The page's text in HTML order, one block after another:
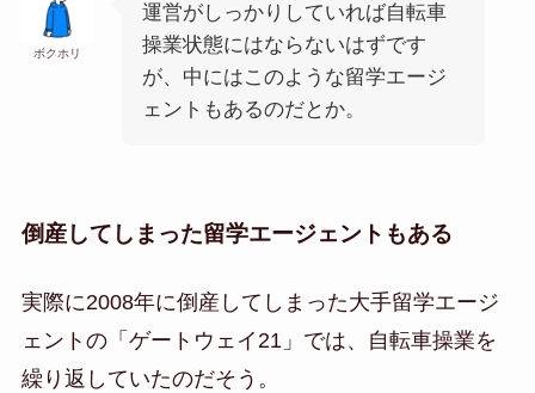
ボクホリ
運営がしっかりしていれば自転車
操業状態にはならないはずです
が、中にはこのような留学エージ
ェントもあるのだとか。
倒産してしまった留学エージェントもある
実際に2008年に倒産してしまった大手留学エージ
ェントの「ゲートウェイ21」では、自転車操業を
繰り返していたのだそう。